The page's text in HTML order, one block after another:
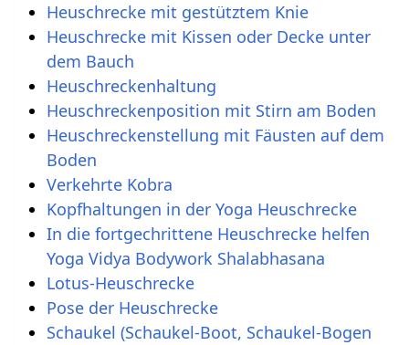
Heuschrecke mit gestütztem Knie
Heuschrecke mit Kissen oder Decke unter
dem Bauch
Heuschreckenhaltung
Heuschreckenposition mit Stirn am Boden
Heuschreckenstellung mit Fäusten auf dem
Boden
Verkehrte Kobra
Kopfhaltungen in der Yoga Heuschrecke
In die fortgechrittene Heuschrecke helfen
Yoga Vidya Bodywork Shalabhasana
Lotus-Heuschrecke
Pose der Heuschrecke
Schaukel (Schaukel-Boot, Schaukel-Bogen